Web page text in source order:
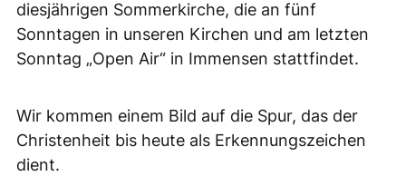
diesjährigen Sommerkirche, die an fünf
Sonntagen in unseren Kirchen und am letzten
Sonntag „Open Air“ in Immensen stattfindet.
Wir kommen einem Bild auf die Spur, das der
Christenheit bis heute als Erkennungszeichen
dient.